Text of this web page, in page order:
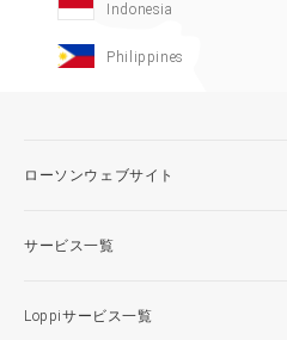
Indonesia
Philippines
ローソンウェブサイト
サービス一覧
Loppiサービス一覧